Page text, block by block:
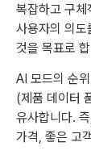
복잡하고 구체
사용자의 의도
것을 목표로
AI 모드의 순
(제품 데이터
유사합니다.
가격, 좋은 고